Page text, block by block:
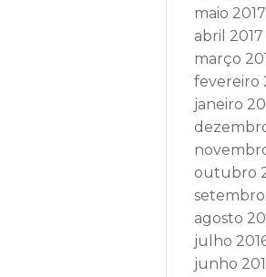
maio 2017
abril 2017
março
fevereiro
janeiro
outubro
setembro
agosto
julho
junho